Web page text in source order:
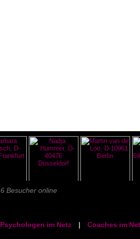
6 Besucher online
Psychologen im Netz | Coaches im